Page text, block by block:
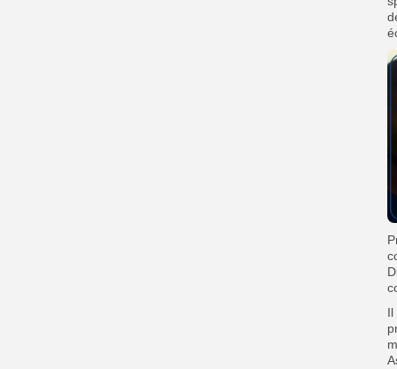
‎Il